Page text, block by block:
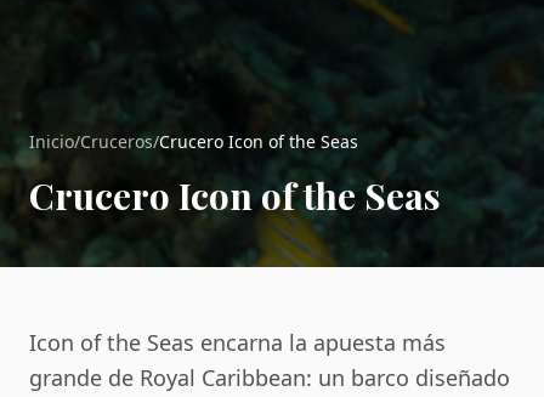
Inicio/Cruceros/Crucero Icon of the Seas
Crucero Icon of the Seas
Icon of the Seas encarna la apuesta más
grande de Royal Caribbean: un barco diseñado